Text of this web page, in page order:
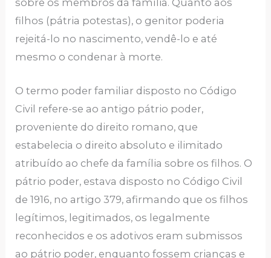
filhos (pátria potestas), o genitor poderia
rejeitá-lo no nascimento, vendê-lo e até
mesmo o condenar à morte.
O termo poder familiar disposto no Código
Civil refere-se ao antigo pátrio poder,
proveniente do direito romano, que
estabelecia o direito absoluto e ilimitado
atribuído ao chefe da família sobre os filhos. O
pátrio poder, estava disposto no Código Civil
de 1916, no artigo 379, afirmando que os filhos
legítimos, legitimados, os legalmente
reconhecidos e os adotivos eram submissos
ao pátrio poder, enquanto fossem crianças e